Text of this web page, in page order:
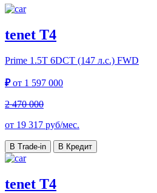
tenet T4
Prime 1.5T 6DCT (147 л.с.) FWD
₽от 1 597 000
2 470 000
от 19 317 руб/мес.
В Trade-in В Кредит
tenet T4